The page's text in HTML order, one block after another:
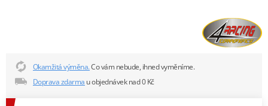
Okamžitá výměna.Co vám nebude, ihned vyměníme.
Doprava zdarma u objednávek nad 0 Kč